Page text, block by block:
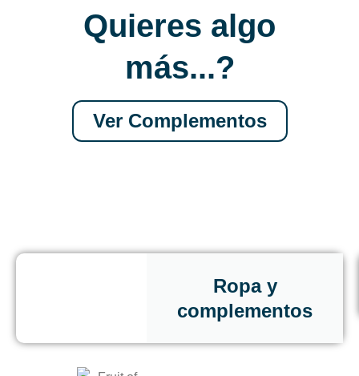
Quieres algo
más...?
Ver Complementos
Ropa y
complementos